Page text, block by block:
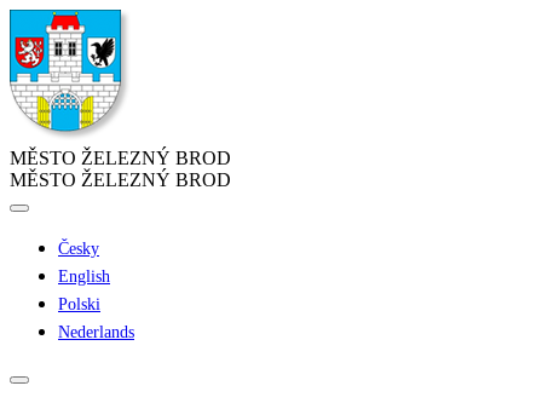
MĚSTO ŽELEZNÝ BROD
MĚSTO ŽELEZNÝ BROD
Česky
English
Polski
Nederlands